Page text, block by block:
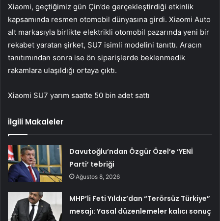
Xiaomi, geçtiğimiz gün Çin’de gerçekleştirdiği etkinlik
kapsamında resmen otomobil dünyasına girdi. Xiaomi Auto
alt markasıyla birlikte elektrikli otomobil pazarında yeni bir
rekabet yaratan şirket, SU7 isimli modelini tanıttı. Aracın
tanıtımından sonra ise ön siparişlerde beklenmedik
rakamlara ulaşıldığı ortaya çıktı.
Xiaomi SU7 yarım saatte 50 bin adet sattı
İlgili Makaleler
Davutoğlu’ndan Özgür Özel’e ‘YENİ
Parti’ tebriği
Ağustos 8, 2026
MHP’li Feti Yıldız’dan “Terörsüz Türkiye”
mesajı: Yasal düzenlemeler kalıcı sonuç